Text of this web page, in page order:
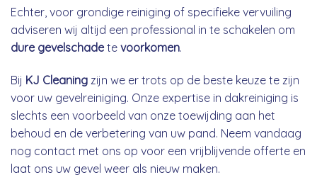
Echter, voor grondige reiniging of specifieke vervuiling
adviseren wij altijd een professional in te schakelen om
dure gevelschadete voorkomen.
Bij KJ Cleaning zijn we er trots op de beste keuze te zijn
voor uw gevelreiniging. Onze expertise in dakreiniging is
slechts een voorbeeld van onze toewijding aan het
behoud en de verbetering van uw pand. Neem vandaag
nog contact met ons op voor een vrijblijvende offerte en
laat ons uw gevel weer als nieuw maken.